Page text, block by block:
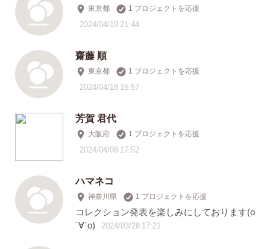
東京都 1 プロジェクトを応援
2024/04/19 21:44
齋藤 順
東京都 1 プロジェクトを応援
2024/04/18 15:57
芳賀 君代
大阪府 1 プロジェクトを応援
2024/04/08 17:52
ハマネコ
神奈川県 1 プロジェクトを応援
コレクション発表を楽しみにしております(о
´∀`о)
2024/03/28 17:21